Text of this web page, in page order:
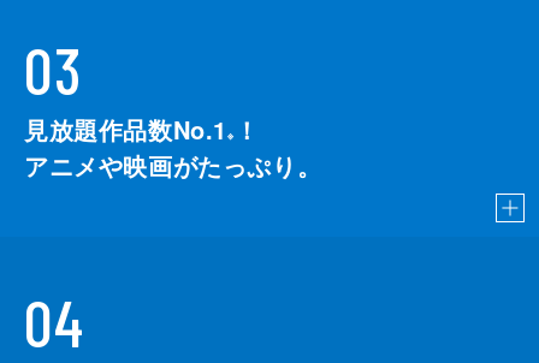
03
見放題作品数No.1 ※
！
アニメや映画がたっぷり。
04